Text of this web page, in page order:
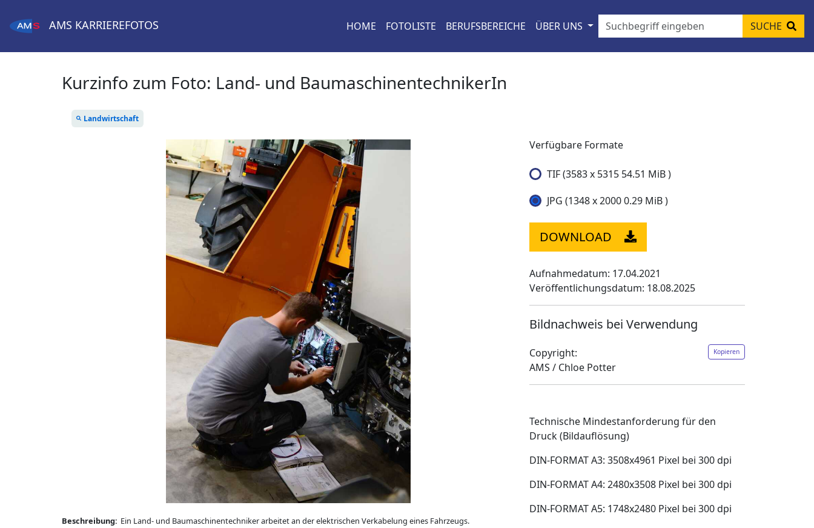
AMS KARRIEREFOTOS HOME FOTOLISTE BERUFSBEREICHE ÜBER UNS SUCHE
Kurzinfo zum Foto: Land- und BaumaschinentechnikerIn
Landwirtschaft
Beschreibung: Ein Land- und Baumaschinentechniker arbeitet an der elektrischen Verkabelung eines Fahrzeugs.
Verfügbare Formate
TIF (3583 x 5315 54.51 MiB )
JPG (1348 x 2000 0.29 MiB )
DOWNLOAD
Aufnahmedatum: 17.04.2021
Veröffentlichungsdatum: 18.08.2025
Bildnachweis bei Verwendung
Copyright: Kopieren
AMS / Chloe Potter
Technische Mindestanforderung für den
Druck (Bildauflösung)
DIN-FORMAT A3: 3508x4961 Pixel bei 300 dpi
DIN-FORMAT A4: 2480x3508 Pixel bei 300 dpi
DIN-FORMAT A5: 1748x2480 Pixel bei 300 dpi